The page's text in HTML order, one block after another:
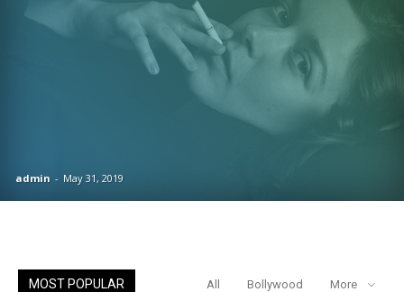
admin - May 31, 2019
MOST POPULAR All Bollywood More